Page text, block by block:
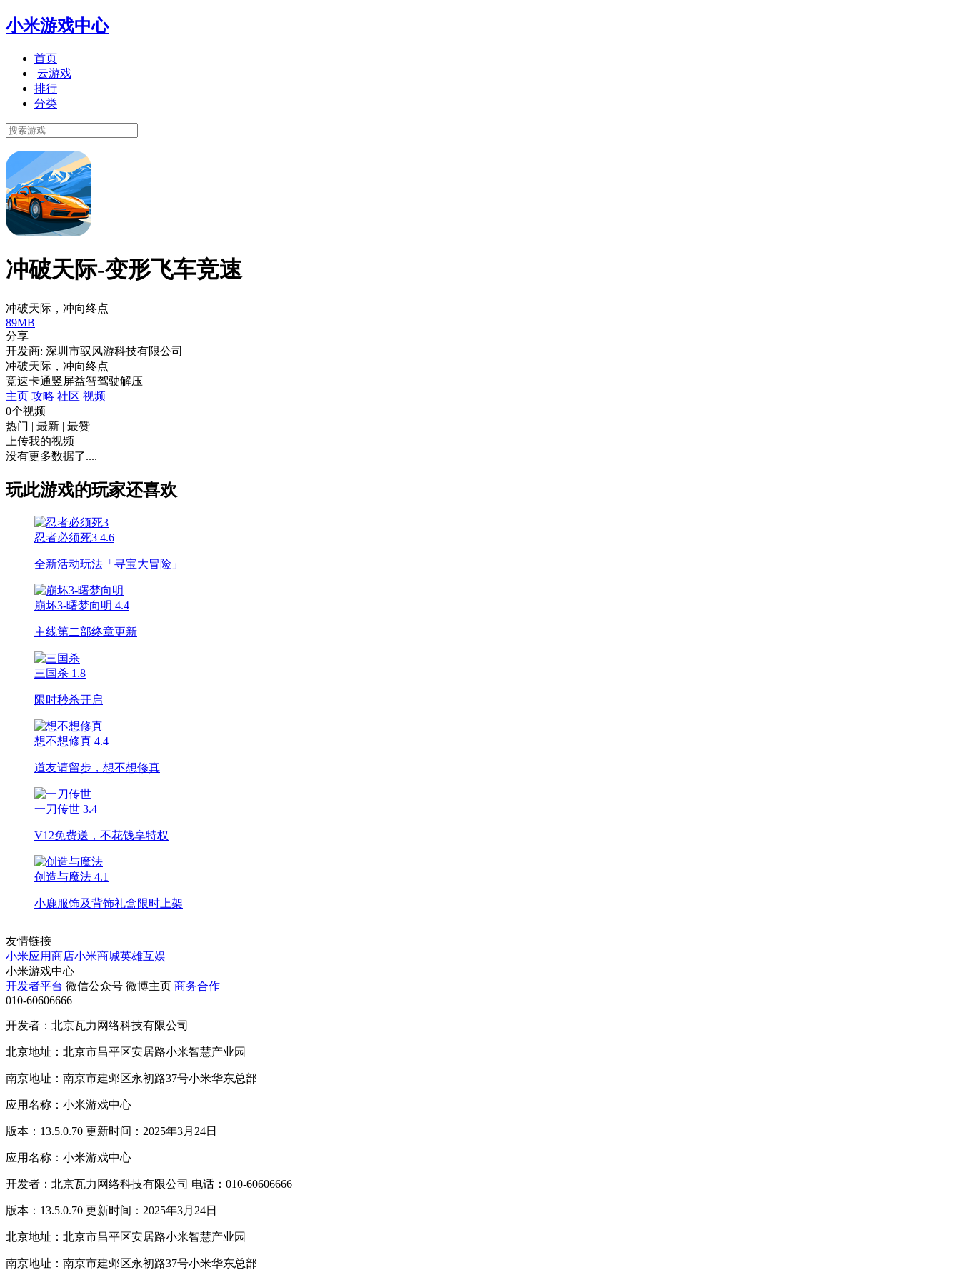
小米游戏中心
首页
云游戏
排行
分类
冲破天际-变形飞车竞速
冲破天际，冲向终点
89MB
分享
开发商: 深圳市驭风游科技有限公司
冲破天际，冲向终点
竞速卡通竖屏益智驾驶解压
主页 攻略 社区 视频
0个视频
热门 | 最新 | 最赞
上传我的视频
没有更多数据了....
玩此游戏的玩家还喜欢
忍者必须死3 4.6
全新活动玩法「寻宝大冒险」
崩坏3-曙梦向明 4.4
主线第二部终章更新
三国杀 1.8
限时秒杀开启
想不想修真 4.4
道友请留步，想不想修真
一刀传世 3.4
V12免费送，不花钱享特权
创造与魔法 4.1
小鹿服饰及背饰礼盒限时上架
友情链接
小米应用商店小米商城英雄互娱
小米游戏中心
开发者平台 微信公众号 微博主页 商务合作
010-60606666
开发者：北京瓦力网络科技有限公司
北京地址：北京市昌平区安居路小米智慧产业园
南京地址：南京市建邺区永初路37号小米华东总部
应用名称：小米游戏中心
版本：13.5.0.70 更新时间：2025年3月24日
应用名称：小米游戏中心
开发者：北京瓦力网络科技有限公司 电话：010-60606666
版本：13.5.0.70 更新时间：2025年3月24日
北京地址：北京市昌平区安居路小米智慧产业园
南京地址：南京市建邺区永初路37号小米华东总部